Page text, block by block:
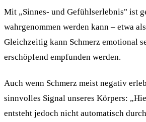
Mit „Sinnes- und Gefühlserlebnis" ist
wahrgenommen werden kann – etwa
Gleichzeitig kann Schmerz emotional
erschöpfend empfunden werden.
Auch wenn Schmerz meist negativ
sinnvolles Signal unseres Körpers:
entsteht jedoch nicht automatisch